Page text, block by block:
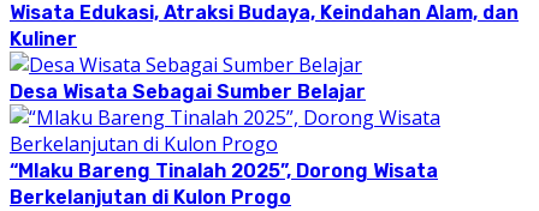
Wisata Edukasi, Atraksi Budaya, Keindahan Alam, dan
Kuliner
Desa Wisata Sebagai Sumber Belajar
“Mlaku Bareng Tinalah 2025”, Dorong Wisata
Berkelanjutan di Kulon Progo